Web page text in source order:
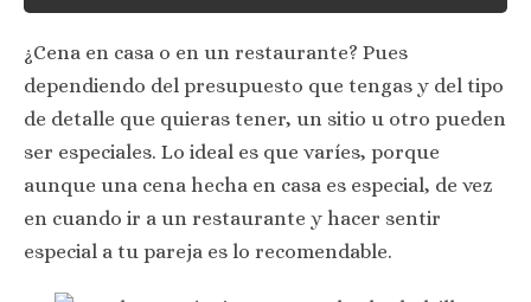
¿Cena en casa o en un restaurante? Pues
dependiendo del presupuesto que tengas y del tipo
de detalle que quieras tener, un sitio u otro pueden
ser especiales. Lo ideal es que varíes, porque
aunque una cena hecha en casa es especial, de vez
en cuando ir a un restaurante y hacer sentir
especial a tu pareja es lo recomendable.